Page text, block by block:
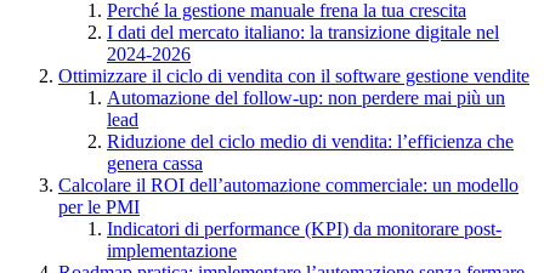
Perché la gestione manuale frena la tua crescita
I dati del mercato italiano: la transizione digitale nel
2024-2026
Ottimizzare il ciclo di vendita con il software gestione vendite
Automazione del follow-up: non perdere mai più un
lead
Riduzione del ciclo medio di vendita: l’efficienza che
genera cassa
Calcolare il ROI dell’automazione commerciale: un modello
per le PMI
Indicatori di performance (KPI) da monitorare post-
implementazione